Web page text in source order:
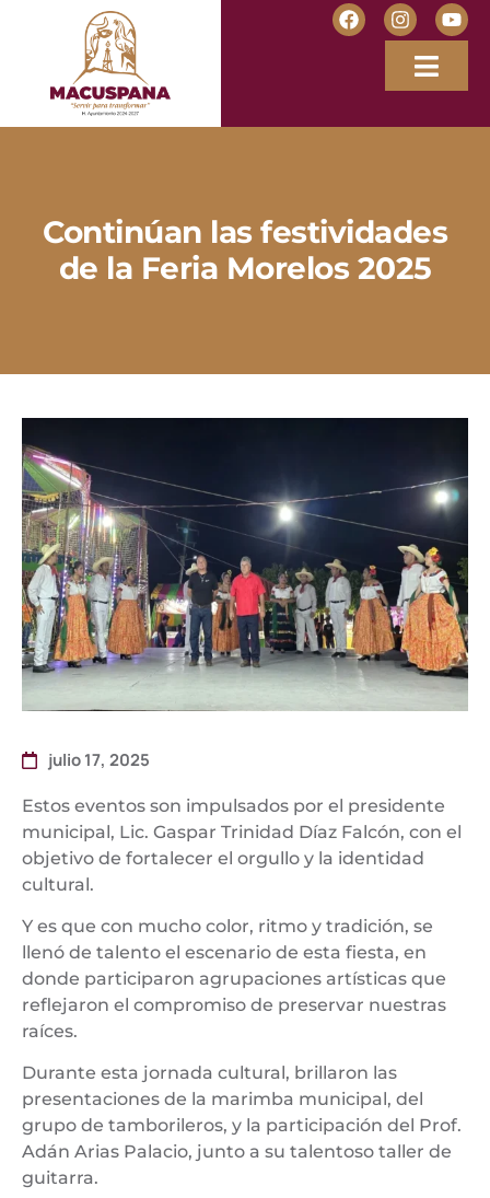
Continúan las festividades
de la Feria Morelos 2025
julio 17, 2025
Estos eventos son impulsados por el presidente
municipal, Lic. Gaspar Trinidad Díaz Falcón, con el
objetivo de fortalecer el orgullo y la identidad
cultural.
Y es que con mucho color, ritmo y tradición, se
llenó de talento el escenario de esta fiesta, en
donde participaron agrupaciones artísticas que
reflejaron el compromiso de preservar nuestras
raíces.
Durante esta jornada cultural, brillaron las
presentaciones de la marimba municipal, del
grupo de tamborileros, y la participación del Prof.
Adán Arias Palacio, junto a su talentoso taller de
guitarra.